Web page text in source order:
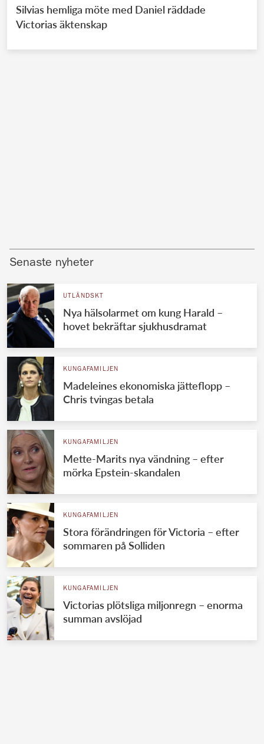
Silvias hemliga möte med Daniel räddade
Victorias äktenskap
Senaste nyheter
UTLÄNDSKT
Nya hälsolarmet om kung Harald –
hovet bekräftar sjukhusdramat
KUNGAFAMILJEN
Madeleines ekonomiska jätteflopp –
Chris tvingas betala
KUNGAFAMILJEN
Mette-Marits nya vändning – efter
mörka Epstein-skandalen
KUNGAFAMILJEN
Stora förändringen för Victoria – efter
sommaren på Solliden
KUNGAFAMILJEN
Victorias plötsliga miljonregn – enorma
summan avslöjad